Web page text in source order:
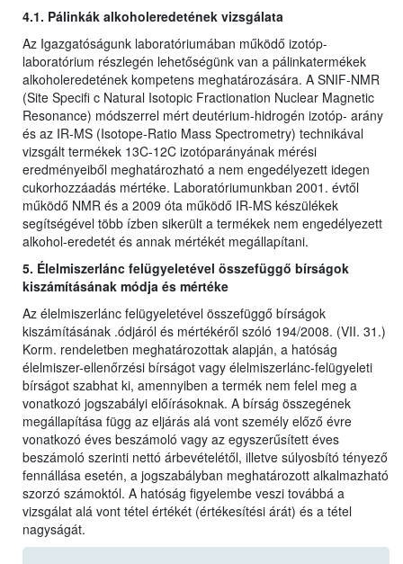
4.1. Pálinkák alkoholeredetének vizsgálata
Az Igazgatóságunk laboratóriumában működő izotóp-
laboratórium részlegén lehetőségünk van a pálinkatermékek
alkoholeredetének kompetens meghatározására. A SNIF-NMR
(Site Specifi c Natural Isotopic Fractionation Nuclear Magnetic
Resonance) módszerrel mért deutérium-hidrogén izotóp- arány
és az IR-MS (Isotope-Ratio Mass Spectrometry) technikával
vizsgált termékek 13C-12C izotóparányának mérési
eredményeiből meghatározható a nem engedélyezett idegen
cukorhozzáadás mértéke. Laboratóriumunkban 2001. évtől
működő NMR és a 2009 óta működő IR-MS készülékek
segítségével több ízben sikerült a termékek nem engedélyezett
alkohol-eredetét és annak mértékét megállapítani.
5. Élelmiszerlánc felügyeletével összefüggő bírságok
kiszámításának módja és mértéke
Az élelmiszerlánc felügyeletével összefüggő bírságok
kiszámításának .ódjáról és mértékéről szóló 194/2008. (VII. 31.)
Korm. rendeletben meghatározottak alapján, a hatóság
élelmiszer-ellenőrzési bírságot vagy élelmiszerlánc-felügyeleti
bírságot szabhat ki, amennyiben a termék nem felel meg a
vonatkozó jogszabályi előírásoknak. A bírság összegének
megállapítása függ az eljárás alá vont személy előző évre
vonatkozó éves beszámoló vagy az egyszerűsített éves
beszámoló szerinti nettó árbevételétől, illetve súlyosbító tényező
fennállása esetén, a jogszabályban meghatározott alkalmazható
szorzó számoktól. A hatóság figyelembe veszi továbbá a
vizsgálat alá vont tétel értékét (értékesítési árát) és a tétel
nagyságát.